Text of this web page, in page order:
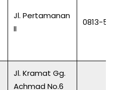
Jl. Pertamanan
II
0813-
Jl. Kramat Gg.
Achmad No.6